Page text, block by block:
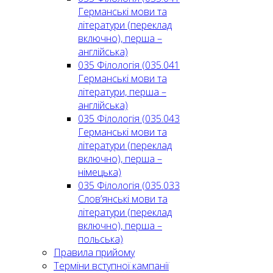
Германські мови та
літератури (переклад
включно), перша –
англійська)
035 Філологія (035.041
Германські мови та
літератури, перша –
англійська)
035 Філологія (035.043
Германські мови та
літератури (переклад
включно), перша –
німецька)
035 Філологія (035.033
Слов’янські мови та
літератури (переклад
включно), перша –
польська)
Правила прийому
Терміни вступної кампанії